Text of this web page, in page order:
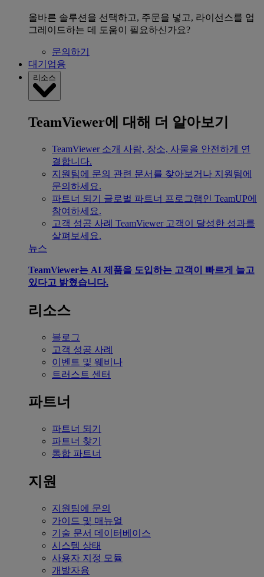
올바른 솔루션을 선택하고, 주문을 넣고, 라이선스를 업
그레이드하는 데 도움이 필요하신가요?
문의하기
대기업용
리소스
TeamViewer에 대해 더 알아보기
TeamViewer 소개 사람, 장소, 사물을 안전하게 연
결합니다.
지원팀에 문의 관련 문서를 찾아보거나 지원팀에
문의하세요.
파트너 되기
글로벌 파트너 프로그램인 TeamUP에
참여하세요.
고객 성공 사례 TeamViewer 고객이 달성한 성과를
살펴보세요.
뉴스
TeamViewer는 AI 제품을 도입하는 고객이 빠르게 늘고
있다고 밝혔습니다.
리소스
블로그
고객 성공 사례
이벤트 및 웨비나
트러스트 센터
파트너
파트너 되기
파트너 찾기
통합 파트너
지원
지원팀에 문의
가이드 및 매뉴얼
기술 문서 데이터베이스
시스템 상태
사용자 지정 모듈
개발자용